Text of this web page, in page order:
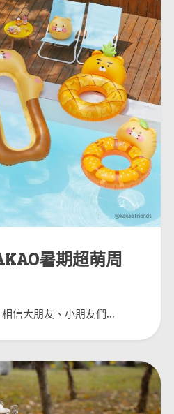
暑期超萌周
信大朋友、小朋友們...